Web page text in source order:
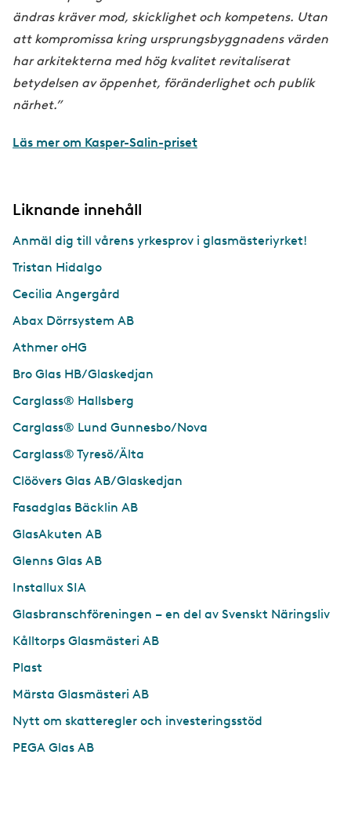
ändras kräver mod, skicklighet och kompetens. Utan
att kompromissa kring ursprungsbyggnadens värden
har arkitekterna med hög kvalitet revitaliserat
betydelsen av öppenhet, föränderlighet och publik
närhet.”
Läs mer om Kasper-Salin-priset
Liknande innehåll
Anmäl dig till vårens yrkesprov i glasmästeriyrket!
Tristan Hidalgo
Cecilia Angergård
Abax Dörrsystem AB
Athmer oHG
Bro Glas HB/Glaskedjan
Carglass® Hallsberg
Carglass® Lund Gunnesbo/Nova
Carglass® Tyresö/Älta
Clöövers Glas AB/Glaskedjan
Fasadglas Bäcklin AB
GlasAkuten AB
Glenns Glas AB
Installux SIA
Glasbranschföreningen – en del av Svenskt Näringsliv
Kålltorps Glasmästeri AB
Plast
Märsta Glasmästeri AB
Nytt om skatteregler och investeringsstöd
PEGA Glas AB